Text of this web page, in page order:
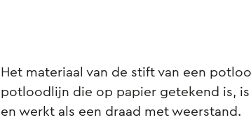
Het materiaal van de stift van een
potloodlijn die op papier getekend is,
en werkt als een draad met weerstand.